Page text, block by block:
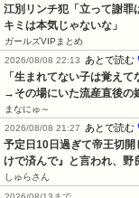
江別リンチ犯「立って謝罪
キミは本気じゃないな」
ガールズVIPまとめ
2026/08/08 22:13
あとで読む
「生まれてない子は覚え
→その場にいた流産直後の
まなにゅ～
2026/08/08 21:27
あとで読む
予定日10日過ぎて帝王切
けで済んで』と言われ、野
しゅらさん